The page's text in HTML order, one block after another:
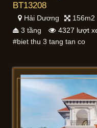
BT13208
Hải Dương
156m2
3 tầng
4327 lượt
#biet thu 3 tang tan co